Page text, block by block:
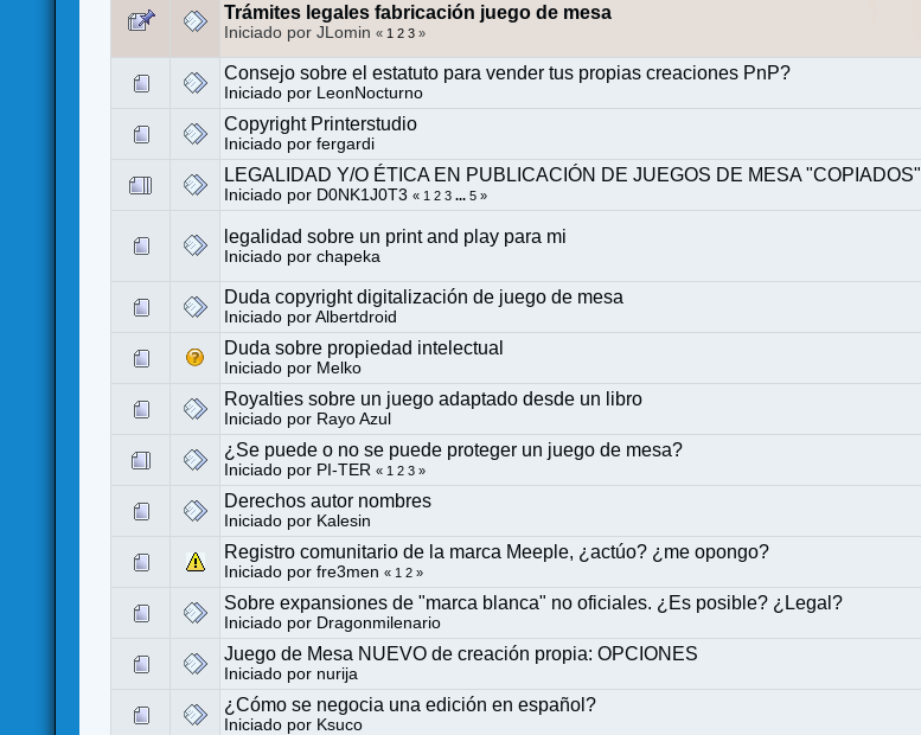
Trámites legales fabricación juego de mesa
Iniciado por JLomin« 1 2 3 »
Consejo sobre el estatuto para vender tus propias creaciones PnP?
Iniciado por LeonNocturno
Copyright Printerstudio
Iniciado porfergardi
LEGALIDAD Y/O ÉTICA EN PUBLICACIÓN DE JUEGOS DE MESA "COPIADOS"
Iniciado por D0NK1J0T3 « 1 2 3 ...5 »
legalidad sobre un print and play para mi
Iniciado porchapeka
Duda copyright digitalización de juego de mesa
Iniciado porAlbertdroid
Duda sobre propiedad intelectual
Iniciado por Melko
Royalties sobre un juego adaptado desde un libro
Iniciado por Rayo Azul
¿Se puede o no se puede proteger un juego de mesa?
Iniciado por PI-TER« 1 2 3 »
Derechos autor nombres
Iniciado por Kalesin
Registro comunitario de la marca Meeple, ¿actúo? ¿me opongo?
Iniciado porfre3men « 1 2 »
Sobre expansiones de "marca blanca" no oficiales. ¿Es posible? ¿Legal?
Iniciado por Dragonmilenario
Juego de Mesa NUEVO de creación propia: OPCIONES
Iniciado por nurija
¿Cómo se negocia una edición en español?
Iniciado por Ksuco